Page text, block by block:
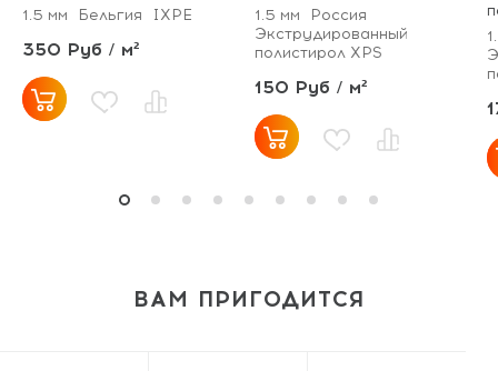
1.5 мм
Бельгия IXPE
350 Руб / м²
1.5 мм
Россия
Экструдированный
полистирол XPS
150 Руб / м²
ВАМ ПРИГОДИТСЯ